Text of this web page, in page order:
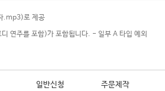
.mp3)로 제공
연주를 포함)가 포함됩니다. - 일부 A 타입 예외
일반신청 주문제작